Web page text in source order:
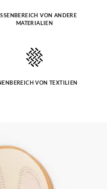
VON ANDERE M
ATERIALIEN
VON TEXTILIEN